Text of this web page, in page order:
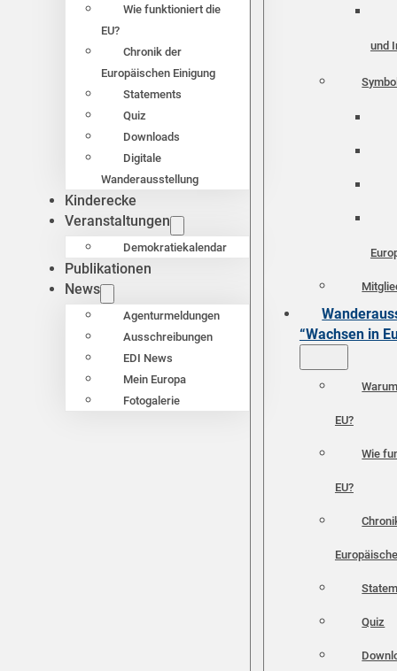
Wie funktioniert die
EU?
Chronik der
Europäischen Einigung
Statements
Quiz
Downloads
Digitale
Wanderausstellung
Kinderecke
Veranstaltungen
Demokratiekalendar
Publikationen
News
Agenturmeldungen
Ausschreibungen
EDI News
Mein Europa
Fotogalerie
und
“Wachsen in
EU?
Wie
EU?
Quiz